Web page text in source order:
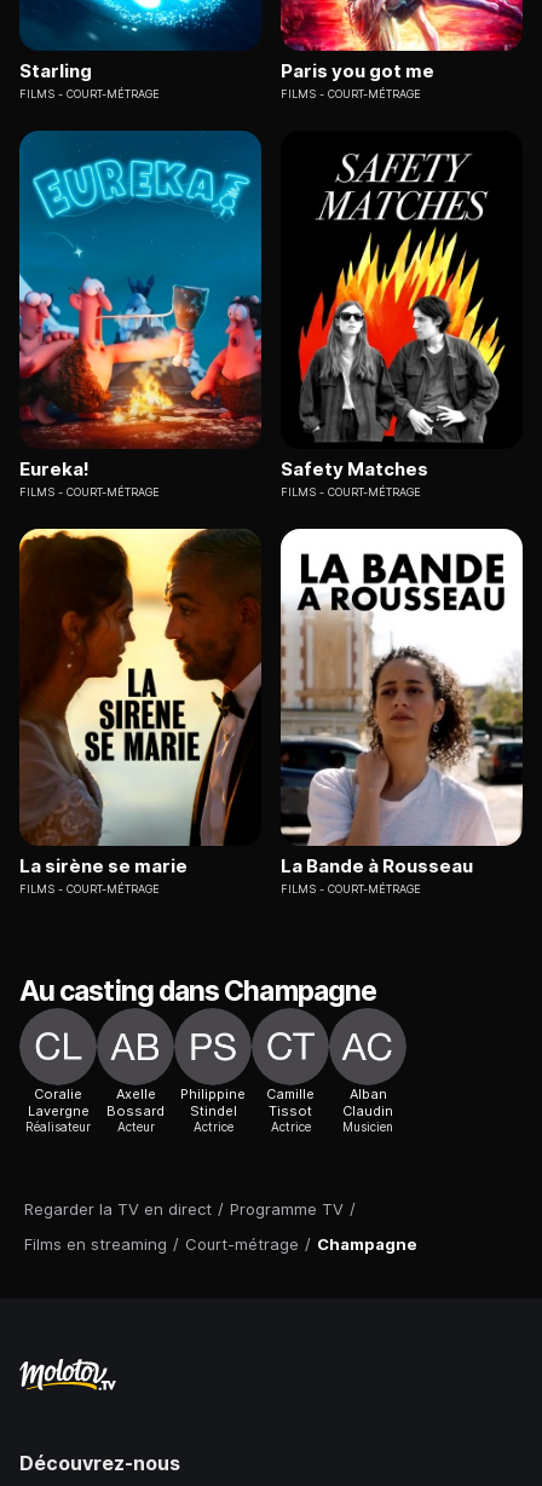
Regarder la TV en direct / Programme TV /
Films en streaming / Court-métrage / Champagne
Starling
FILMS COURT-MÉTRAGE
Paris you got me
FILMS COURT-MÉTRAGE
Eureka!
FILMS COURT-MÉTRAGE
Safety Matches
FILMS COURT-MÉTRAGE
La sirène se marie
FILMS COURT-MÉTRAGE
La Bande à Rousseau
FILMS COURT-MÉTRAGE
Au casting dans Champagne
Coralie
Lavergne
Réalisateur
Axelle
Bossard
Acteur
Philippine
Stindel
Actrice
Camille
Tissot
Actrice
Alban
Claudin
Musicien
Découvrez-nous